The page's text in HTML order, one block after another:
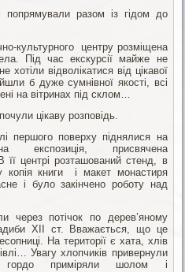
попрямували разом із гідом до
культурного центру розміщена
Під час екскурсії майже не
відволікатися від цікавої
б дуже сумнівної якості, всі
на вітринах під склом…
цікаву розповідь.
першого поверху піднялися на
експозиція, присвячена
центрі розташований стенд, в
копія книги і макет монастиря
і було закінчено роботу над
через потічок по дерев’яному
ХІІ ст. Вважається, що це
На території є хата, хлів
Увагу хлопчиків привернули
гордо приміряли шолом і